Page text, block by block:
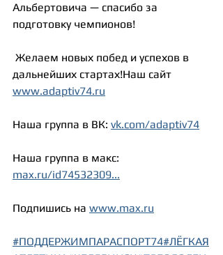
Альбертовича — спасибо за
подготовку чемпионов!
Желаем новых побед и успехов в
дальнейших стартах!Наш сайт
www.adaptiv74.ru
Наша группа в ВК: vk.com/adaptiv74
Наша группа в макс:
max.ru/id74532309...
Подпишись на www.max.ru
#ПОДДЕРЖИМПАРАСПОРТ74#ЛЁГКАЯ